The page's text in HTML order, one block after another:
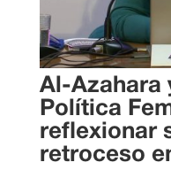
Al-Azahara
Política
reflexionar
retroceso